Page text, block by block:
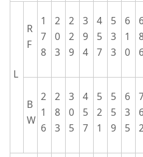
L
R
F
1
7
8
2
0
3
2
2
9
3
9
4
4
5
7
5
3
3
6
1
0
8
B
W
2
1
6
2
8
3
3
0
5
4
5
7
5
2
1
5
5
9
6
3
5
2